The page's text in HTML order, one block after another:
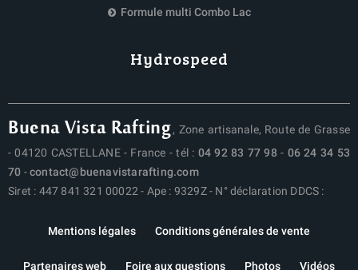
Hydrospeed
Formule multi Combo Lac
Buena Vista Rafting, Zone artisanale, Route de Grasse
- 04120 CASTELLANE - France - tél : 04 92 83 77 98 - 06 24 34 53
70 -contact@buenavistarafting.com
Siret : 447 841 321 00022 - Ape : 9329Z - N° déclaration DDCS :
Mentions légales Conditions générales de vente
Partenaires web Foire aux questions Photos Vidéos